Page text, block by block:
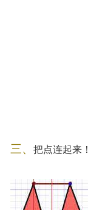
三、 把点连起来！